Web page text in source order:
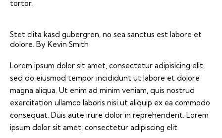
tortor.
Stet clita kasd gubergren, no sea sanctus est labore et
dolore. By Kevin Smith
Lorem ipsum dolor sit amet, consectetur adipisicing elit,
sed do eiusmod tempor incididunt ut labore et dolore
magna aliqua. Ut enim ad minim veniam, quis nostrud
exercitation ullamco laboris nisi ut aliquip ex ea commodo
consequat. Duis aute irure dolor in reprehenderit. Lorem
ipsum dolor sit amet, consectetur adipiscing elit.